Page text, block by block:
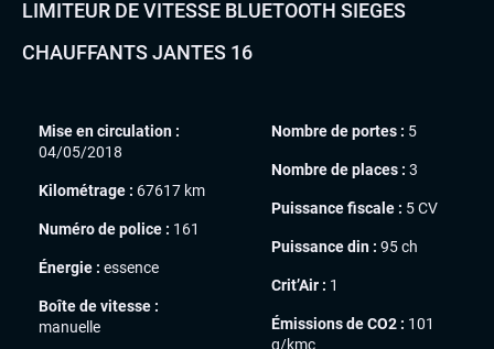
LIMITEUR DE VITESSE BLUETOOTH SIEGES
CHAUFFANTS JANTES 16
Mise en circulation :
04/05/2018
Kilométrage : 67617 km
Numéro de police : 161
Énergie : essence
Boîte de vitesse :
manuelle
Nombre de portes : 5
Nombre de places : 3
Puissance fiscale : 5 CV
Puissance din : 95 ch
Crit’Air : 1
Émissions de CO2 : 101
g/kmc